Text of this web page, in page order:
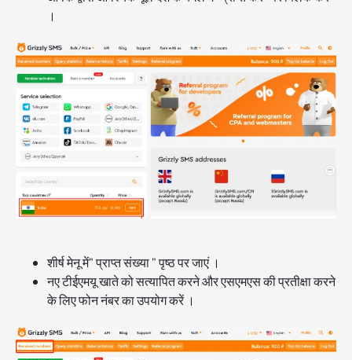
।
शीर्ष मेनू में" प्राप्त संख्या " पृष्ठ पर जाएं ।
नए टीईएमयू खाते को सत्यापित करने और एसएमएस की प्रतीक्षा करने
के लिए फोन नंबर का उपयोग करें ।